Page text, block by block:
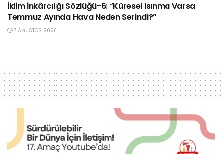
İklim İnkârcılığı Sözlüğü-6: “Küresel Isınma Varsa
Temmuz Ayında Hava Neden Serindi?”
7 AĞUSTOS 2026